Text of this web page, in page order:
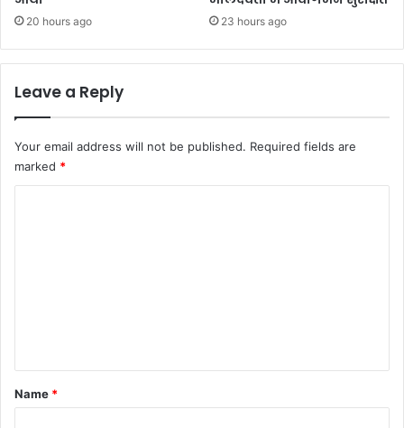
20 hours ago 23 hours ago
Leave a Reply
Your email address will not be published. Required fields are
marked *
*
Name *